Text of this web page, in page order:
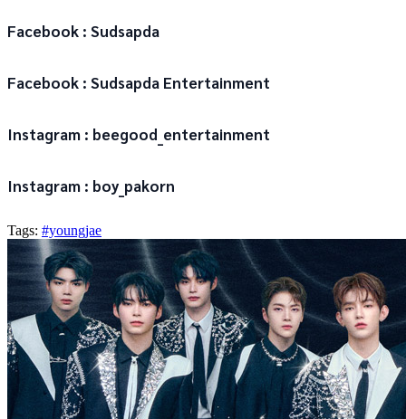
Facebook : Sudsapda
Facebook : Sudsapda Entertainment
Instagram : beegood_entertainment
Instagram : boy_pakorn
Tags: #youngjae